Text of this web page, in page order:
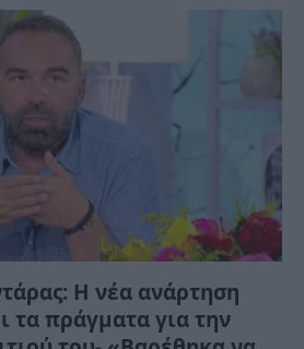
Η νέα ανάρτηση
τα πράγματα για την